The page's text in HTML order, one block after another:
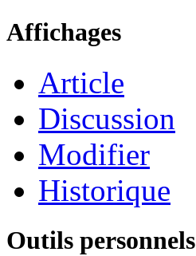
Affichages
Article
Discussion
Modifier
Historique
Outils personnels